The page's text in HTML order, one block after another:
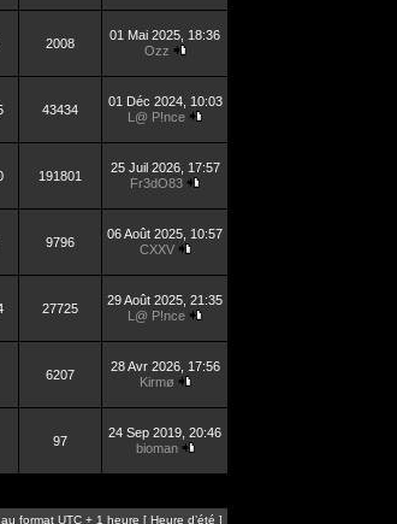
2008
01 Mai 2025, 18:36
Ozz
43434
01 Déc 2024, 10:03
L@ P!nce
191801
25 Juil 2026, 17:57
Fr3dO83
9796
06 Août 2025, 10:57
CXXV
27725
29 Août 2025, 21:35
L@ P!nce
6207
28 Avr 2026, 17:56
Kirmø
97
24 Sep 2019, 20:46
bioman
format UTC + 1 heure [ Heure d’été ]